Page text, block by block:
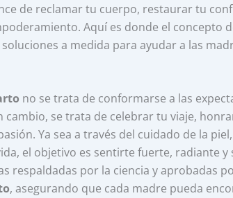
de reclamar tu cuerpo, restaurar tu
Aquí es donde el concepto
a medida para ayudar a las
no se trata de conformarse a las
cambio, se trata de celebrar tu viaje,
Ya sea a través del cuidado de la
el objetivo es sentirte fuerte, radiante
respaldadas por la ciencia y aprobadas
, asegurando que cada madre pueda